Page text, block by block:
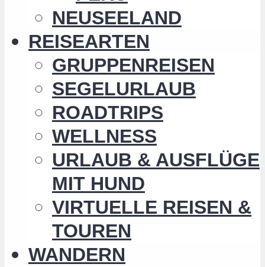
NEUSEELAND
REISEARTEN
GRUPPENREISEN
SEGELURLAUB
ROADTRIPS
WELLNESS
URLAUB & AUSFLÜGE
MIT HUND
VIRTUELLE REISEN &
TOUREN
WANDERN